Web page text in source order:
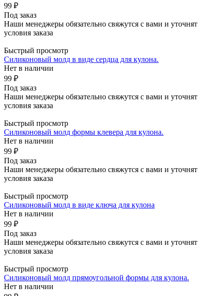
99 ₽
Под заказ
Наши менеджеры обязательно свяжутся с вами и уточнят
условия заказа
Быстрый просмотр
Силиконовый молд в виде сердца для кулона.
Нет в наличии
99 ₽
Под заказ
Наши менеджеры обязательно свяжутся с вами и уточнят
условия заказа
Быстрый просмотр
Силиконовый молд формы клевера для кулона.
Нет в наличии
99 ₽
Под заказ
Наши менеджеры обязательно свяжутся с вами и уточнят
условия заказа
Быстрый просмотр
Силиконовый молд в виде ключа для кулона
Нет в наличии
99 ₽
Под заказ
Наши менеджеры обязательно свяжутся с вами и уточнят
условия заказа
Быстрый просмотр
Силиконовый молд прямоугольной формы для кулона.
Нет в наличии